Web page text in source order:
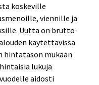
koskeville
viennille ja
Uutta on brutto-
käytettävissä
hintatason mukaan
lukuja
aidosti